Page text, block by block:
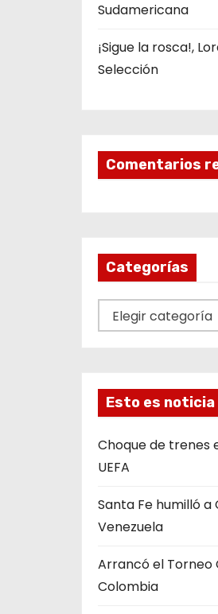
Sudamericana
¡Sigue la rosca!,
Selección
Comentarios
Categorías
a
o
r
í
s
Esto es noticia
Choque de trenes
UEFA
Santa Fe humilló a
Venezuela
Arrancó el Torneo
Colombia